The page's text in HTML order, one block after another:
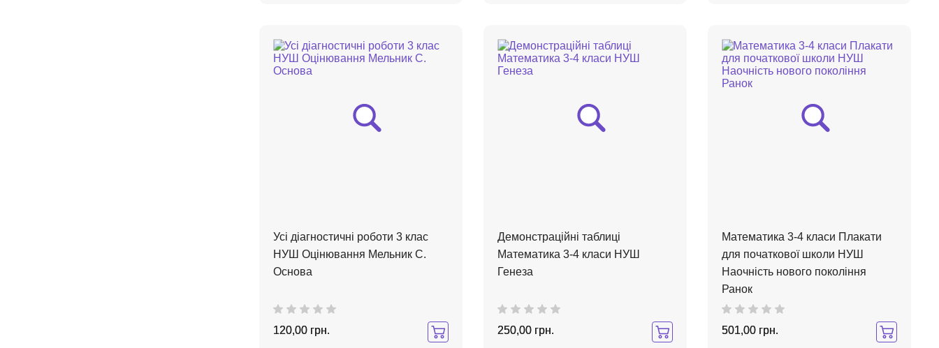
Усі діагностичні роботи 3 клас
НУШ Оцінювання Мельник С.
Основа
120,00 грн.
Демонстраційні таблиці
Математика 3-4 класи НУШ
Генеза
250,00 грн.
Математика 3-4 класи Плакати
для початкової школи НУШ
Наочність нового покоління
Ранок
501,00 грн.